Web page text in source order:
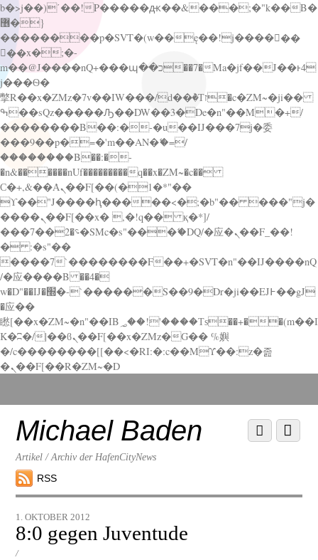
b�>j��)΄��!P�����ԫ��&���;�"k��B�
޶�}
��������p�SVT�(w��ę��!j������
��x�;�-
m��@J����nQ+���պ��כ��7�Ma�jf��J��ͱ4
j���Ѳ�
撆R��x�ZMz�7v��IW���/d��ٞ�Тז�c�ZM~�ji��
ߒ��sQz�����Ԡ��DW��3�De�n"��M�+/
��������B��:�-�u��IJ���7j�委
���9��p�=�'m��AN�ޭ�=/
��������B��:�-
�n&������nUf���������q��x�ZM~�c��
Ϲ�+,&��Ὰܢ��F[��(�1�*"��
ϒ��"J����ԧ�����<�;�b"�� ���"j�
����ܢ��F[��x� ,�!q�� қ�*]/
���؝�2��7�SMc�s"���ޭ�DQ/�应�ܢ��F_��!
� :�s"��
����7`��������F��+�SVT�n"��IJ����nQ
/�应����B ��4�
w�D"��IJ�׭�-`������S��9�Dr�ji��EJ߅��gJ
�应��
矁[��x�ZM~�n"��IB؃��!'����Тѕ��+��(m��I
K�ʭ�/|��ϐܢ��F[��x�ZMz�G�� %嬩
�/c��������[[��<�RI:�:c��MΎ��:z�졾
�ܢ��F[��R�ZM~�D
down
contentMichael Baden
Artikel / Archiv der HafenCityNews
RSS
Menu
Scroll
down
1. OKTOBER 2012
8:0 gegen Juventude
/